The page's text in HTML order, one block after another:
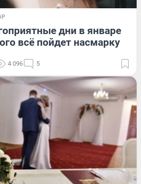
дни в январе
всё пойдет насмарку
4 096 5